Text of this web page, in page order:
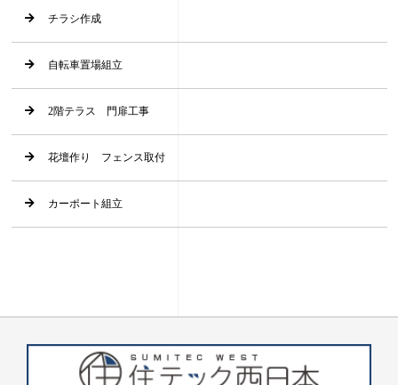
チラシ作成
自転車置場組立
2階テラス 門扉工事
花壇作り フェンス取付
カーポート組立